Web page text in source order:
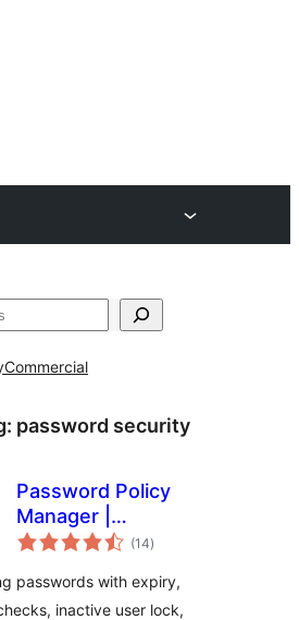
Commercial
password security
Password Policy
Manager |
Password Manager
(14total
ratings
)
passwords with expiry,
inactive user lock,